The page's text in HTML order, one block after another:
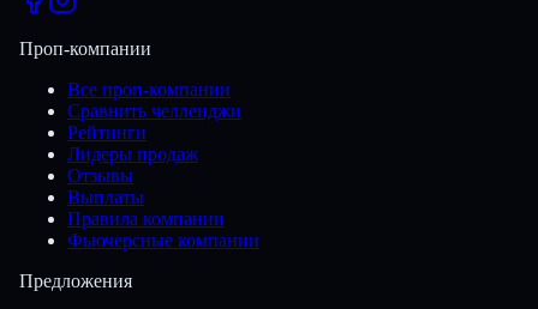
Проп-компании
Все проп-компании
Сравнить челленджи
Рейтинги
Лидеры продаж
Отзывы
Выплаты
Правила компании
Фьючерсные компании
Предложения